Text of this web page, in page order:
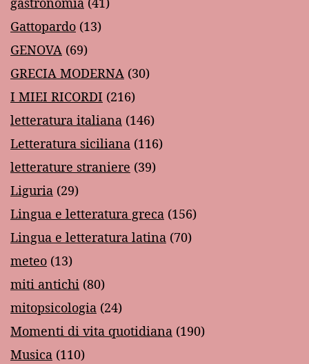
Gattopardo (13)
GENOVA (69)
GRECIA MODERNA (30)
I MIEI RICORDI (216)
letteratura italiana (146)
Letteratura siciliana (116)
letterature straniere (39)
Liguria (29)
Lingua e letteratura greca (156)
Lingua e letteratura latina (70)
meteo (13)
miti antichi (80)
mitopsicologia (24)
Momenti di vita quotidiana (190)
Musica (110)